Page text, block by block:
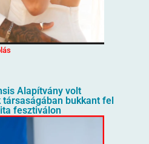
Alapítvány volt
bukkant fel
fesztiválon